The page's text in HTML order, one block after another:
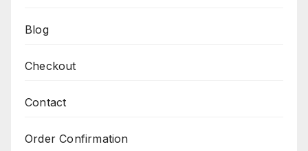
Blog
Checkout
Contact
Order Confirmation